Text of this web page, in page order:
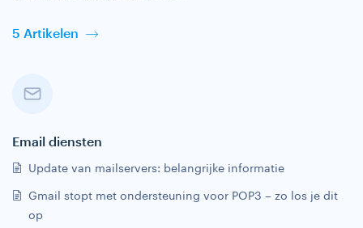
5 Artikelen
Email diensten
Update van mailservers: belangrijke informatie
Gmail stopt met ondersteuning voor POP3 – zo los je dit
op